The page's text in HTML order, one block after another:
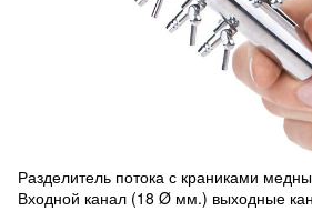
Разделитель потока с краниками
Входной канал (18 Ø мм.) выходные